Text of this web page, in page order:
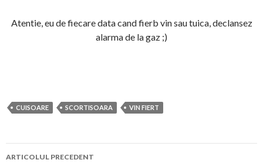
Atentie, eu de fiecare data cand fierb vin sau tuica, declansez
alarma de la gaz ;)
CUISOARE SCORTISOARA VIN FIERT
Navigare
ARTICOLUL PRECEDENT